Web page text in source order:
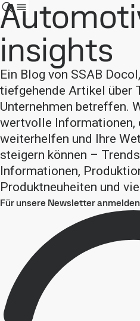
insights
Ein Blog von SSAB
tiefgehende Artikel über
Unternehmen betreffen.
wertvolle Informationen,
weiterhelfen und Ihre
steigern können –
Informationen,
Produktneuheiten und
Für unsere Newsletter anmelden